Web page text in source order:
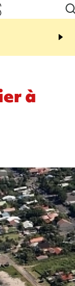
routière, concours de
à